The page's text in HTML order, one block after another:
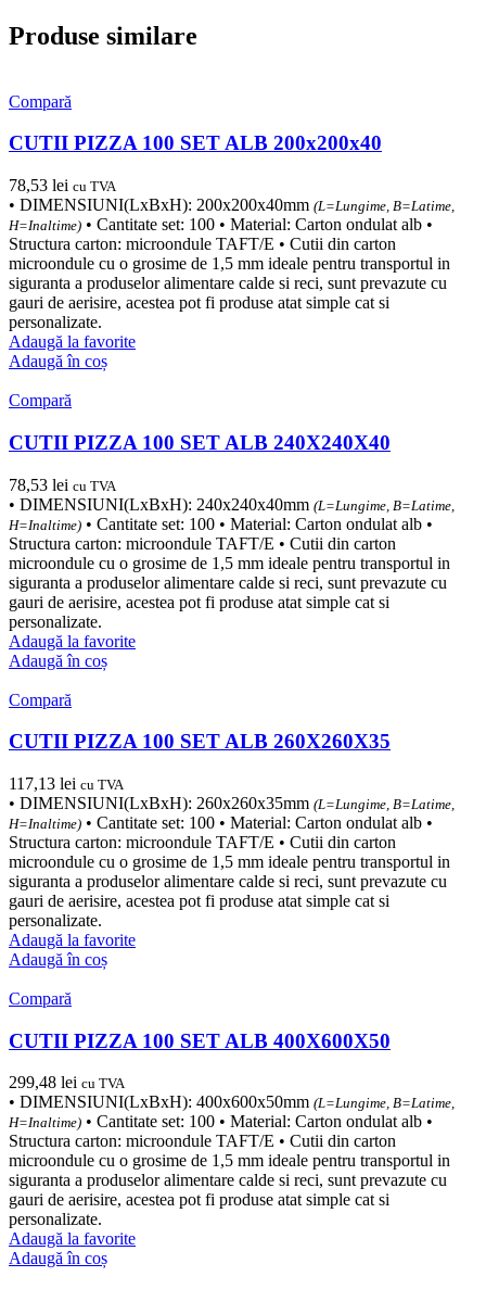
Produse similare
Compară
CUTII PIZZA 100 SET ALB 200x200x40
78,53 lei cu TVA
• DIMENSIUNI(LxBxH): 200x200x40mm (L=Lungime, B=Latime,
H=Inaltime) • Cantitate set: 100 • Material: Carton ondulat alb •
Structura carton: microondule TAFT/E • Cutii din carton
microondule cu o grosime de 1,5 mm ideale pentru transportul in
siguranta a produselor alimentare calde si reci, sunt prevazute cu
gauri de aerisire, acestea pot fi produse atat simple cat si
personalizate.
Adaugă la favorite
Adaugă în coș
Compară
CUTII PIZZA 100 SET ALB 240X240X40
78,53 lei cu TVA
• DIMENSIUNI(LxBxH): 240x240x40mm (L=Lungime, B=Latime,
H=Inaltime) • Cantitate set: 100 • Material: Carton ondulat alb •
Structura carton: microondule TAFT/E • Cutii din carton
microondule cu o grosime de 1,5 mm ideale pentru transportul in
siguranta a produselor alimentare calde si reci, sunt prevazute cu
gauri de aerisire, acestea pot fi produse atat simple cat si
personalizate.
Adaugă la favorite
Adaugă în coș
Compară
CUTII PIZZA 100 SET ALB 260X260X35
117,13 lei cu TVA
• DIMENSIUNI(LxBxH): 260x260x35mm (L=Lungime, B=Latime,
H=Inaltime) • Cantitate set: 100 • Material: Carton ondulat alb •
Structura carton: microondule TAFT/E • Cutii din carton
microondule cu o grosime de 1,5 mm ideale pentru transportul in
siguranta a produselor alimentare calde si reci, sunt prevazute cu
gauri de aerisire, acestea pot fi produse atat simple cat si
personalizate.
Adaugă la favorite
Adaugă în coș
Compară
CUTII PIZZA 100 SET ALB 400X600X50
299,48 lei cu TVA
• DIMENSIUNI(LxBxH): 400x600x50mm (L=Lungime, B=Latime,
H=Inaltime) • Cantitate set: 100 • Material: Carton ondulat alb •
Structura carton: microondule TAFT/E • Cutii din carton
microondule cu o grosime de 1,5 mm ideale pentru transportul in
siguranta a produselor alimentare calde si reci, sunt prevazute cu
gauri de aerisire, acestea pot fi produse atat simple cat si
personalizate.
Adaugă la favorite
Adaugă în coș